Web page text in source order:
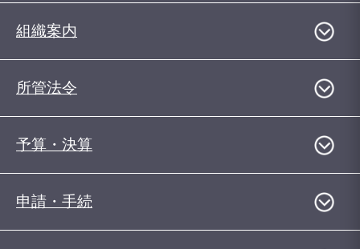
組織案内
所管法令
予算・決算
申請・手続